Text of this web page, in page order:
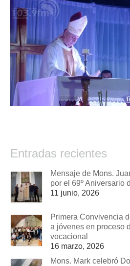
Entradas recientes
Mensaje de Mons.
por el 69º Aniversario
11 junio, 2026
Primera Convivencia
a jóvenes en proceso
vocacional
16 marzo, 2026
Mons. Mark celebró